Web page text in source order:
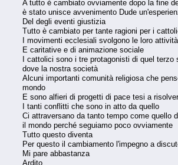
A tutto è cambiato ovviamente dopo la fine
è stato unisce avvenimento Dude
Del degli eventi giustizia
Tutto è cambiato per tante ragioni per i
I movimenti ecclesiali svolgono le loro
E caritative e di animazione sociale
I cattolici sono i tre protagonisti di quel terzo
dove la nostra società
Alcuni importanti comunità religiosa che
mondo
E sono alfieri di progetti di pace tesi a
I tanti conflitti che sono in atto da quello
Ci attraversano da tanto tempo come quello
il mondo perché seguiamo poco ovviamente
Tutto questo diventa
Per questo il cambiamento l'impegno a
Mi pare abbastanza
Ardito